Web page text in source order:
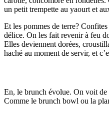
un petit trempette au yaourt et
Et les pommes de terre?
délice. On les fait revenir à feu
Elles deviennent dorées,
haché au moment de servir, et
En, le brunch évolue. On voit de
Comme le brunch bowl ou la